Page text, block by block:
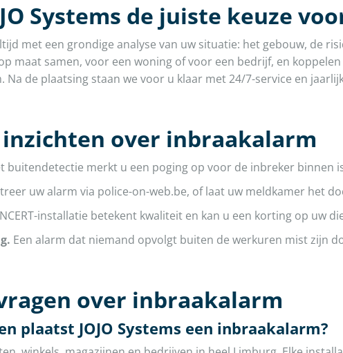
Systems de juiste keuze
met een grondige analyse van uw situatie: het gebouw, de
maat samen, voor een woning of voor een bedrijf, en
de plaatsing staan we voor u klaar met 24/7-service en
inzichten over inbraakalarm
buitendetectie merkt u een poging op voor de inbreker binnen
uw alarm via police-on-web.be, of laat uw meldkamer het
installatie betekent kwaliteit en kan u een korting op uw
Een alarm dat niemand opvolgt buiten de werkuren mist zijn
over inbraakalarm
plaatst JOJO Systems een inbraakalarm?